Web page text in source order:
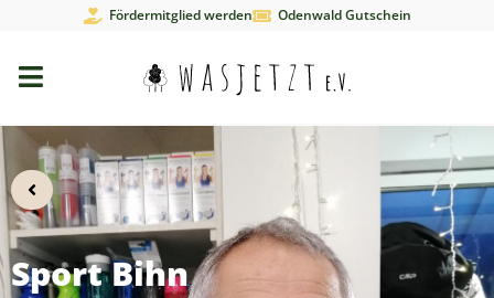
Fördermitglied werden Odenwald Gutschein
Sport Bihn